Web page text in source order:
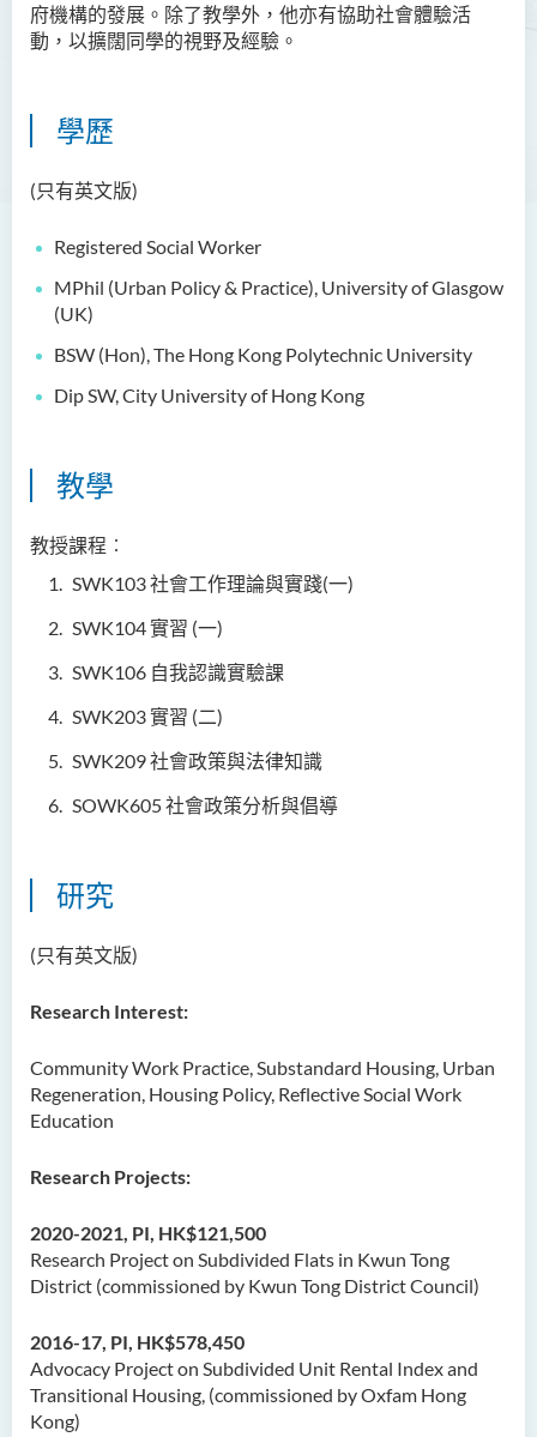
府機構的發展。除了教學外，他亦有協助社會體驗活
動，以擴闊同學的視野及經驗。
學歷
(只有英文版)
Registered Social Worker
MPhil (Urban Policy & Practice), University of Glasgow
(UK)
BSW (Hon), The Hong Kong Polytechnic University
Dip SW, City University of Hong Kong
教學
教授課程︰
SWK103 社會工作理論與實踐(一)
SWK104 實習 (一)
SWK106 自我認識實驗課
SWK203 實習 (二)
SWK209 社會政策與法律知識
SOWK605 社會政策分析與倡導
研究
(只有英文版)
Research Interest:
Community Work Practice, Substandard Housing, Urban
Regeneration, Housing Policy, Reflective Social Work
Education
Research Projects:
2020-2021, PI, HK$121,500
Research Project on Subdivided Flats in Kwun Tong
District (commissioned by Kwun Tong District Council)
2016-17, PI, HK$578,450
Advocacy Project on Subdivided Unit Rental Index and
Transitional Housing, (commissioned by Oxfam Hong
Kong)
Mr LUK Yiu Tung
Ms Patricia TAM Ka Ying
梁漢柱博士
鄭依玲女士
譚可娸
粱嘉敏博士
陳炳坤博士
Prof Simon CHAN Tak Mau
Ms Kelly CHEUNG Man Ting
獎學金
學生活動